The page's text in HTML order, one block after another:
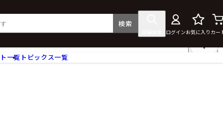
検索
ログインお気に入り カー
一覧 トピックス一覧